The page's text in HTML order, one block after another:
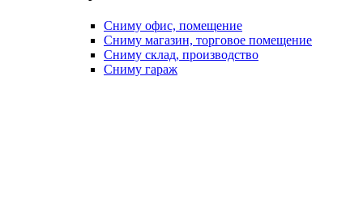
Сниму офис, помещение
Сниму магазин, торговое помещение
Сниму склад, производство
Сниму гараж